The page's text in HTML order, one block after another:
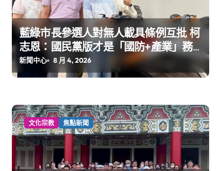
藍綠市長參選人對無人載具條例互批 柯
志恩：國民黨版才是「國防+產業」務
實版
新聞中心 8 月 4, 2026
文化宗教 焦點新聞